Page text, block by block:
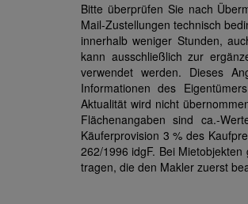
Bitte überprüfen Sie nach
Mail-Zustellungen technisch
innerhalb weniger Stunden,
kann ausschließlich zur
verwendet werden. Dieses
Informationen des
Aktualität wird nicht
Flächenangaben sind ca.-
Käuferprovision 3 % des
262/1996 idgF. Bei
tragen, die den Makler zuerst